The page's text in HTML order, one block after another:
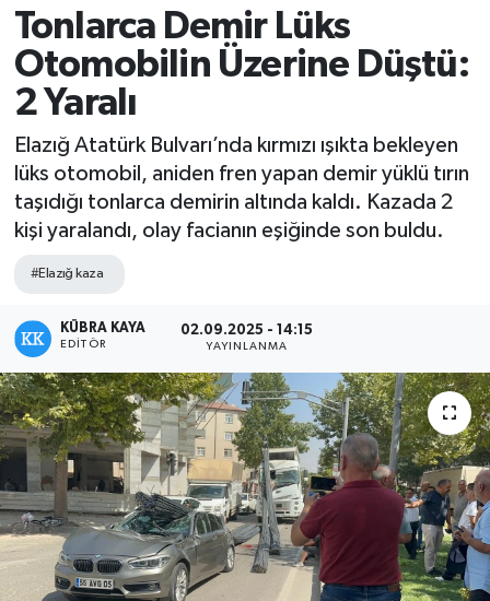
Tonlarca Demir Lüks
Otomobilin Üzerine Düştü:
2 Yaralı
Elazığ Atatürk Bulvarı’nda kırmızı ışıkta bekleyen
lüks otomobil, aniden fren yapan demir yüklü tırın
taşıdığı tonlarca demirin altında kaldı. Kazada 2
kişi yaralandı, olay facianın eşiğinde son buldu.
#Elazığ kaza
KÜBRA KAYA
EDITÖR
02.09.2025 - 14:15
YAYINLANMA
Tüm Manşetler
Son Dakika Haberleri
Haber Arşivi